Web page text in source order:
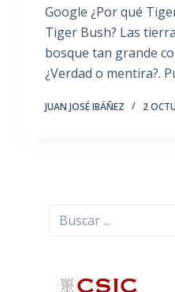
Google ¿Por qué
Tiger Bush? Las
bosque tan grande
¿Verdad o mentira?.
JUAN JOSÉ IBÁÑEZ 2
Buscar